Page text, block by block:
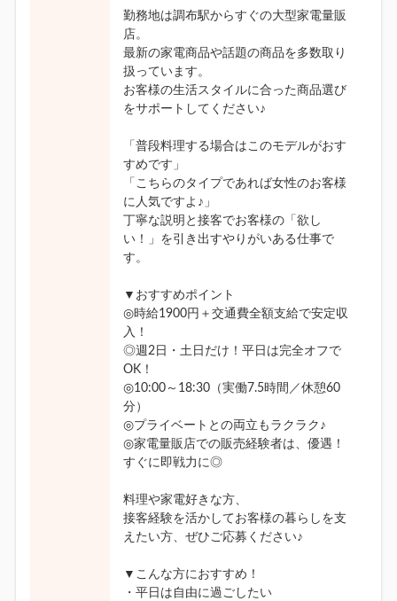
勤務地は調布駅からすぐの大型家電量販
店。
最新の家電商品や話題の商品を多数取り
扱っています。
お客様の生活スタイルに合った商品選び
をサポートしてください♪
「普段料理する場合はこのモデルがおす
すめです」
「こちらのタイプであれば女性のお客様
に人気ですよ♪」
丁寧な説明と接客でお客様の「欲し
い！」を引き出すやりがいある仕事で
す。
▼おすすめポイント
◎時給1900円＋交通費全額支給で安定収
入！
◎週2日・土日だけ！平日は完全オフで
OK！
◎10:00～18:30（実働7.5時間／休憩60
分）
◎プライベートとの両立もラクラク♪
◎家電量販店での販売経験者は、優遇！
すぐに即戦力に◎
料理や家電好きな方、
接客経験を活かしてお客様の暮らしを支
えたい方、ぜひご応募ください♪
▼こんな方におすすめ！
・平日は自由に過ごしたい